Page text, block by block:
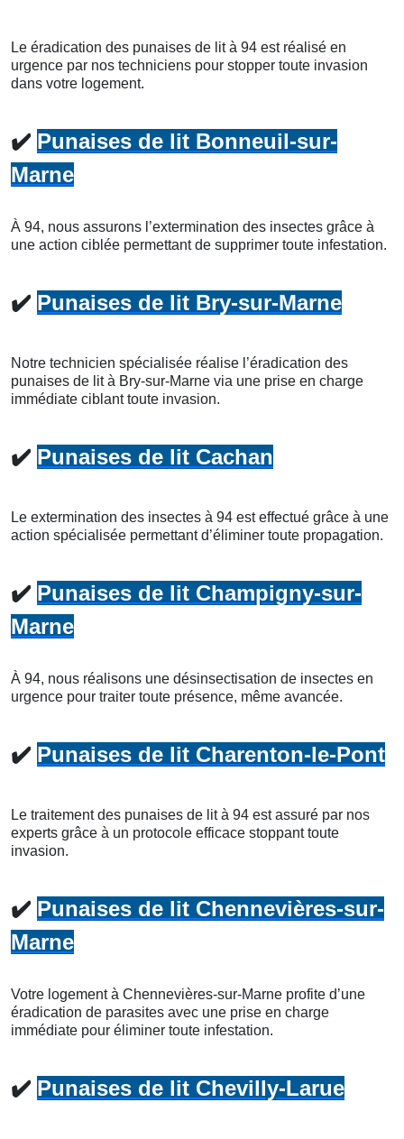
Le éradication des punaises de lit à 94 est réalisé en
urgence par nos techniciens pour stopper toute invasion
dans votre logement.
✔️ Punaises de lit Bonneuil-sur-
Marne
À 94, nous assurons l’extermination des insectes grâce à
une action ciblée permettant de supprimer toute infestation.
✔️ Punaises de lit Bry-sur-Marne
Notre technicien spécialisée réalise l’éradication des
punaises de lit à Bry-sur-Marne via une prise en charge
immédiate ciblant toute invasion.
✔️ Punaises de lit Cachan
Le extermination des insectes à 94 est effectué grâce à une
action spécialisée permettant d’éliminer toute propagation.
✔️ Punaises de lit Champigny-sur-
Marne
À 94, nous réalisons une désinsectisation de insectes en
urgence pour traiter toute présence, même avancée.
✔️ Punaises de lit Charenton-le-Pont
Le traitement des punaises de lit à 94 est assuré par nos
experts grâce à un protocole efficace stoppant toute
invasion.
✔️ Punaises de lit Chennevières-sur-
Marne
Votre logement à Chennevières-sur-Marne profite d’une
éradication de parasites avec une prise en charge
immédiate pour éliminer toute infestation.
✔️ Punaises de lit Chevilly-Larue